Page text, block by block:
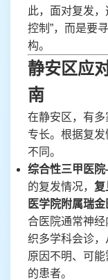
此，面对复发
控制”，而是要
构。
静安区应
南
在静安区，有
专长。根据复
不同。
综合性三甲医
的复发情况， 复
医学院附属瑞金
合医院通常神
织多学科会诊
原因不明、可
的患者。